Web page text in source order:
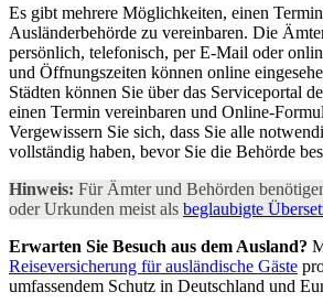
Es gibt mehrere Möglichkeiten, einen
Ausländerbehörde zu vereinbaren. Die
persönlich, telefonisch, per E-Mail oder
und Öffnungszeiten können online
Städten können Sie über das Serviceportal
einen Termin vereinbaren und Online-
Vergewissern Sie sich, dass Sie alle
vollständig haben, bevor Sie die Behörde
Hinweis: Für Ämter und Behörden
oder Urkunden meist als beglaubigte
Erwarten Sie Besuch aus dem Ausland?
Reiseversicherung für ausländische Gäste
umfassendem Schutz in Deutschland und